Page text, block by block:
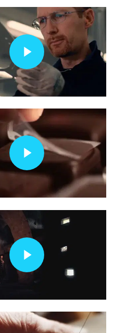
Play Video
Play Video
Play Video